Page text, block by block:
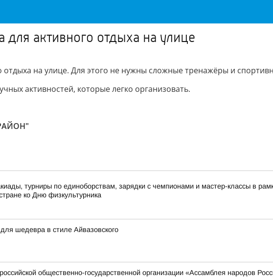
активного отдыха на улице
на улице. Для этого не нужны сложные тренажёры и
активностей, которые легко организовать.
турниры по единоборствам, зарядки с чемпионами и мастер-классы в
ко Дню физкультурника
шедевра в стиле Айвазовского
общественно-государственной организации «Ассамблея народов